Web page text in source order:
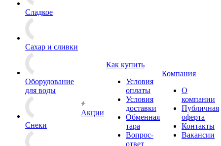
Сладкое
Сахар и сливки
Оборудование
для воды
Снеки
Акции
Как купить
Условия
оплаты
Условия
доставки
Обменная
тара
Вопрос-
ответ
Компания
О
компании
Публичная
оферта
Контакты
Вакансии